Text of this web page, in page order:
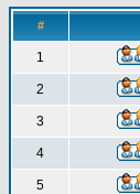
#
1
2
3
4
5